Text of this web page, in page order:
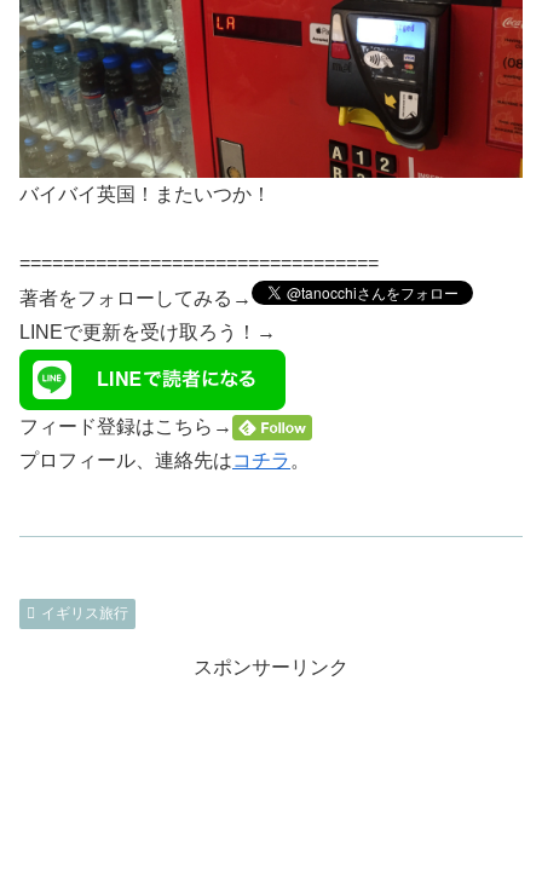
バイバイ英国！またいつか！
=================================
著者をフォローしてみる→
LINEで更新を受け取ろう！→
フィード登録はこちら→
プロフィール、連絡先はコチラ 。
イギリス旅行
スポンサーリンク